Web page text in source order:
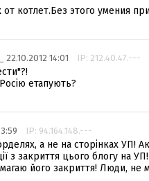
от котлет.Без этого умения
_ 22.10.2012 14:01 IP: 212.40.47.---
етапують?
IP: 94.164.148.---
а не на сторінках УП!
з закриття цього блогу на
його закриття! Люди, не